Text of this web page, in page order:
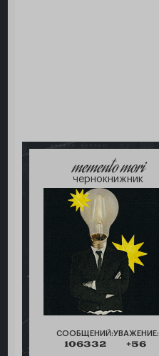
memento mori
чернокнижник
СООБЩЕНИЙ:
106332
УВАЖЕНИЕ:
+56